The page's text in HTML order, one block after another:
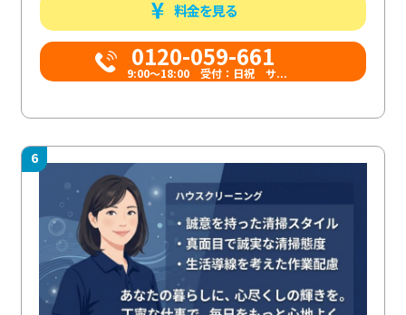
料金を見る
0120-059-661
9:00〜18:00 受付：日祝 サ...
6